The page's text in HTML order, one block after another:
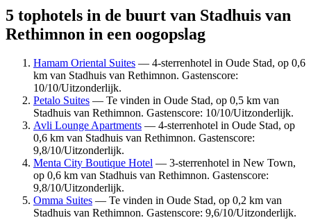
5 tophotels in de buurt van Stadhuis van
Rethimnon in een oogopslag
Hamam Oriental Suites — 4-sterrenhotel in Oude Stad, op 0,6
km van Stadhuis van Rethimnon. Gastenscore:
10/10/Uitzonderlijk.
Petalo Suites — Te vinden in Oude Stad, op 0,5 km van
Stadhuis van Rethimnon. Gastenscore: 10/10/Uitzonderlijk.
Avli Lounge Apartments — 4-sterrenhotel in Oude Stad, op
0,6 km van Stadhuis van Rethimnon. Gastenscore:
9,8/10/Uitzonderlijk.
Menta City Boutique Hotel — 3-sterrenhotel in New Town,
op 0,6 km van Stadhuis van Rethimnon. Gastenscore:
9,8/10/Uitzonderlijk.
Omma Suites — Te vinden in Oude Stad, op 0,2 km van
Stadhuis van Rethimnon. Gastenscore: 9,6/10/Uitzonderlijk.